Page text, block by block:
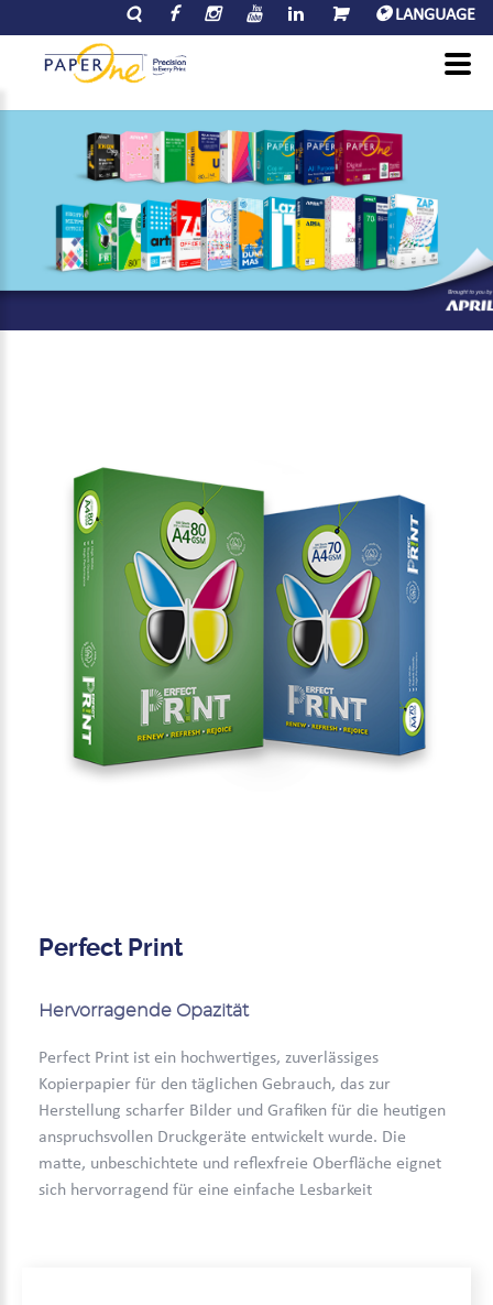
LANGUAGE
Perfect Print
Hervorragende Opazität
Perfect Print ist ein hochwertiges, zuverlässiges
Kopierpapier für den täglichen Gebrauch, das zur
Herstellung scharfer Bilder und Grafiken für die heutigen
anspruchsvollen Druckgeräte entwickelt wurde. Die
matte, unbeschichtete und reflexfreie Oberfläche eignet
sich hervorragend für eine einfache Lesbarkeit